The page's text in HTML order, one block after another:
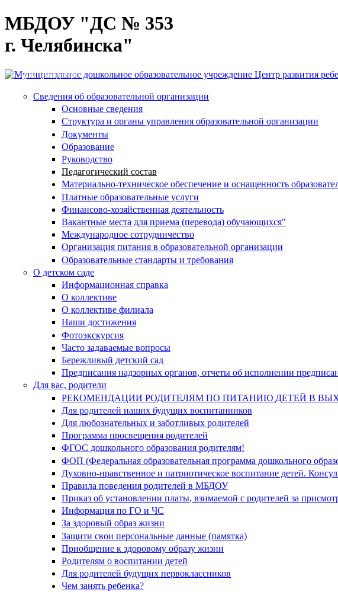
Перейти к основному содержанию
МБДОУ "ДС № 353
г. Челябинска"
слабовидящих
Сведения об образовательной организации
Основные сведения
Структура и органы управления образовательной организации
Документы
Образование
Руководство
Педагогический состав
Материально-техническое обеспечение и оснащенность
Платные образовательные услуги
Финансово-хозяйственная деятельность
Вакантные места для приема (перевода) обучающихся"
Международное сотрудничество
Организация питания в образовательной организации
Образовательные стандарты и требования
О детском саде
Информационная справка
О коллективе
О коллективе филиала
Наши достижения
Фотоэкскурсия
Часто задаваемые вопросы
Бережливый детский сад
Предписания надзорных органов, отчеты об исполнении
Для вас, родители
РЕКОМЕНДАЦИИ РОДИТЕЛЯМ ПО ПИТАНИЮ ДЕТЕЙ В
Для родителей наших будущих воспитанников
Для любознательных и заботливых родителей
Программа просвещения родителей
ФГОС дошкольного образования родителям!
ФОП (Федеральная образовательная программа дошкольного
Духовно-нравственное и патриотическое воспитание детей.
Правила поведения родителей в МБДОУ
Приказ об установлении платы, взимаемой с родителей за
Информация по ГО и ЧС
За здоровый образ жизни
Защити свои персональные данные (памятка)
Приобщение к здоровому образу жизни
Родителям о воспитании детей
Для родителей будущих первоклассников
Чем занять ребенка?